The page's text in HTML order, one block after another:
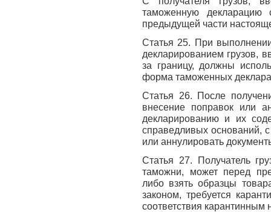
таможенную декларацию
предыдущей части
Статья 25. При
декларированием грузов,
за границу, должны
форма таможенных
Статья 26. После
внесение поправок или
декларированию и их
справедливых оснований,
или аннулировать
Статья 27. Получатель
таможни, может перед
либо взять образцы
законом, требуется
соответствия